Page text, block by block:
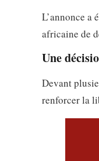
L’annonce a
africaine de
Une
Devant
renforcer la